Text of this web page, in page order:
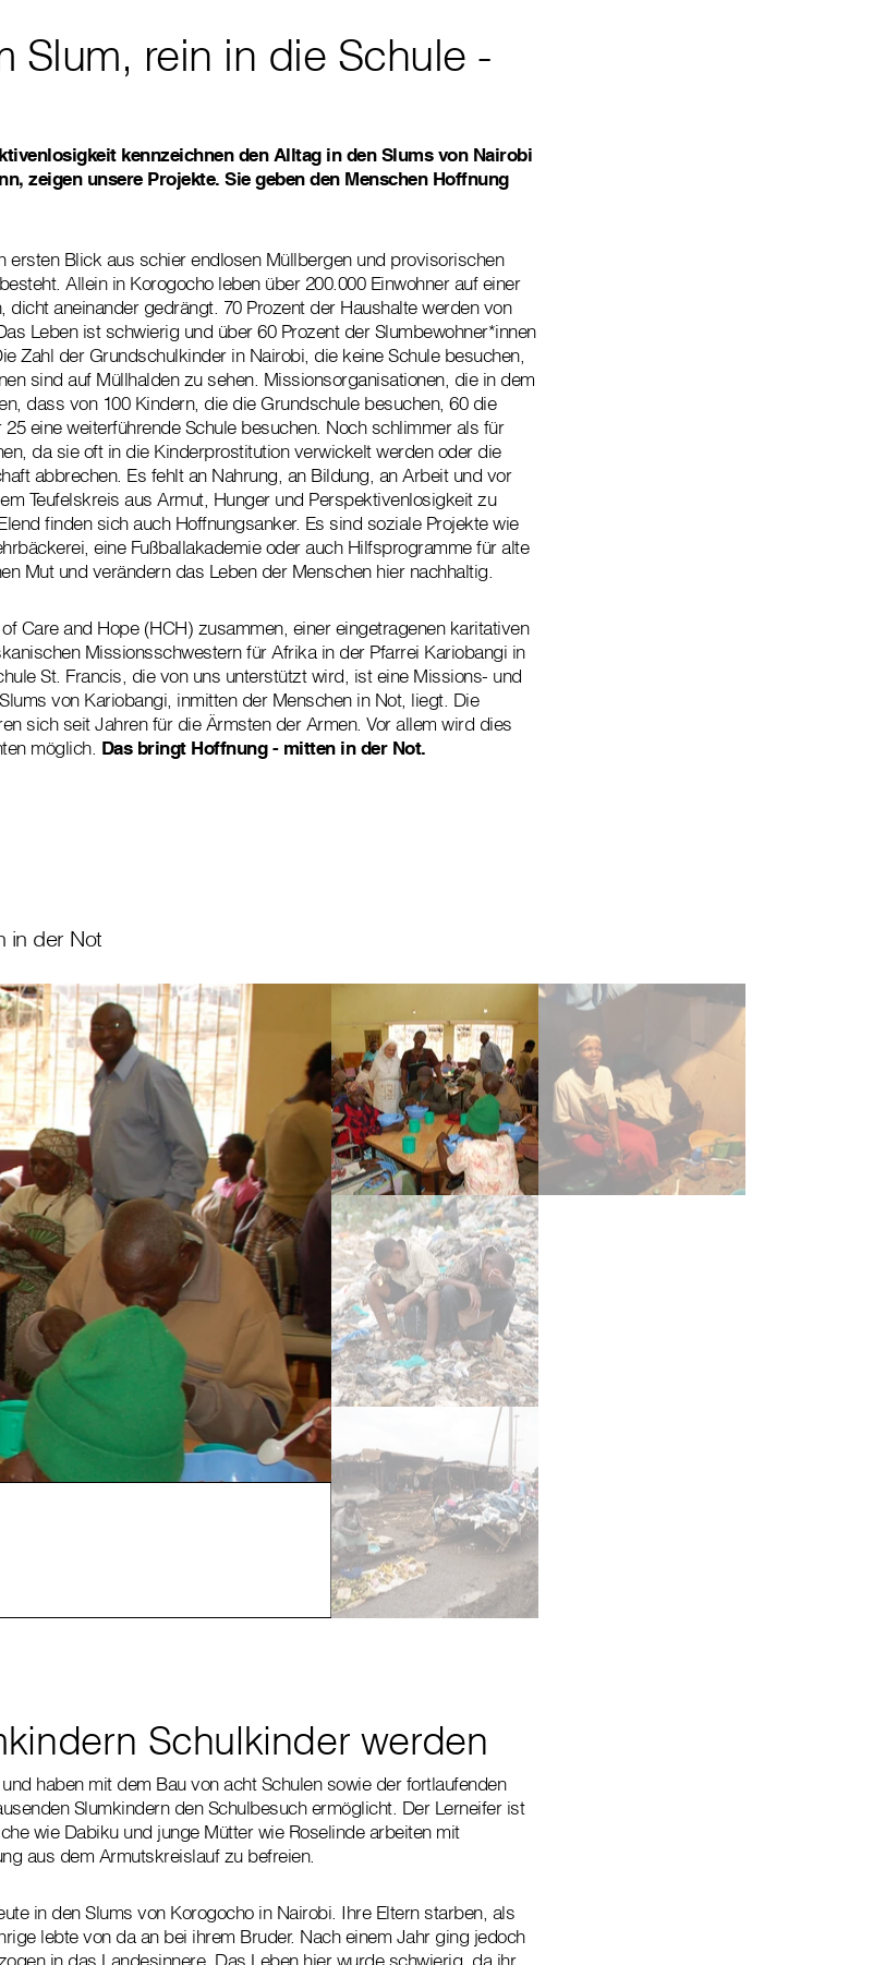
Slum, rein in die Schule -
kennzeichnen den Alltag in den Slums von Nairobi
zeigen unsere Projekte. Sie geben den Menschen Hoffnung
ersten Blick aus schier endlosen Müllbergen und provisorischen
Allein in Korogocho leben über 200.000 Einwohner auf einer
dicht aneinander gedrängt. 70 Prozent der Haushalte werden von
Leben ist schwierig und über 60 Prozent der Slumbewohner*innen
Zahl der Grundschulkinder in Nairobi, die keine Schule besuchen,
sind auf Müllhalden zu sehen. Missionsorganisationen, die in dem
dass von 100 Kindern, die die Grundschule besuchen, 60 die
eine weiterführende Schule besuchen. Noch schlimmer als für
da sie oft in die Kinderprostitution verwickelt werden oder die
abbrechen. Es fehlt an Nahrung, an Bildung, an Arbeit und vor
Teufelskreis aus Armut, Hunger und Perspektivenlosigkeit zu
finden sich auch Hoffnungsanker. Es sind soziale Projekte wie
eine Fußballakademie oder auch Hilfsprogramme für alte
Mut und verändern das Leben der Menschen hier nachhaltig.
Care and Hope (HCH) zusammen, einer eingetragenen karitativen
Missionsschwestern für Afrika in der Pfarrei Kariobangi in
St. Francis, die von uns unterstützt wird, ist eine Missions- und
von Kariobangi, inmitten der Menschen in Not, liegt. Die
sich seit Jahren für die Ärmsten der Armen. Vor allem wird dies
möglich. Das bringt Hoffnung - mitten in der Not.
in der Not
Slums in Nairobi
Kinder beim Müllsammeln statt in der Schule
Schulkinder werden
haben mit dem Bau von acht Schulen sowie der fortlaufenden
Slumkindern den Schulbesuch ermöglicht. Der Lerneifer ist
wie Dabiku und junge Mütter wie Roselinde arbeiten mit
aus dem Armutskreislauf zu befreien.
in den Slums von Korogocho in Nairobi. Ihre Eltern starben, als
lebte von da an bei ihrem Bruder. Nach einem Jahr ging jedoch
in das Landesinnere. Das Leben hier wurde schwierig, da ihr